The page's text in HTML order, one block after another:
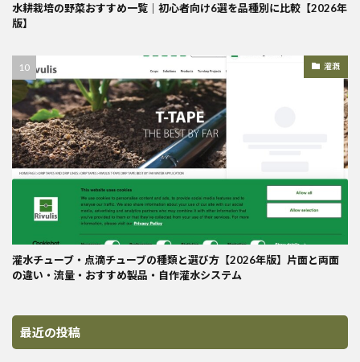
水耕栽培の野菜おすすめ一覧｜初心者向け6選を品種別に比較【2026年
版】
灌漑
灌水チューブ・点滴チューブの種類と選び方【2026年版】片面と両面
の違い・流量・おすすめ製品・自作灌水システム
最近の投稿